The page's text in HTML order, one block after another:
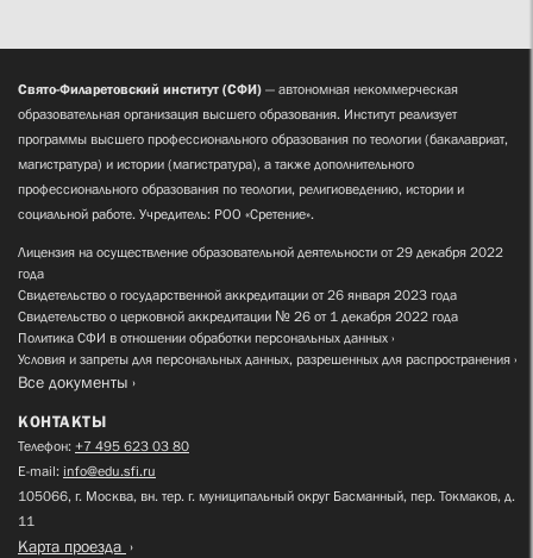
Свято-Филаретовский институт (СФИ) — автономная некоммерческая
образовательная организация высшего образования. Институт реализует
программы высшего профессионального образования по теологии (бакалавриат,
магистратура) и истории (магистратура), а также дополнительного
профессионального образования по теологии, религиоведению, истории и
социальной работе. Учредитель: РОО «Сретение».
Лицензия на осуществление образовательной деятельности от 29 декабря 2022
года
Свидетельство о государственной аккредитации от 26 января 2023 года
Свидетельство о церковной аккредитации № 26 от 1 декабря 2022 года
Политика СФИ в отношении обработки персональных данных
Условия и запреты для персональных данных, разрешенных для распространения
Все документы
КОНТАКТЫ
Телефон: +7 495 623 03 80
E-mail: info@edu.sfi.ru
105066, г. Москва, вн. тер. г. муниципальный округ Басманный, пер. Токмаков, д.
11
Карта проезда